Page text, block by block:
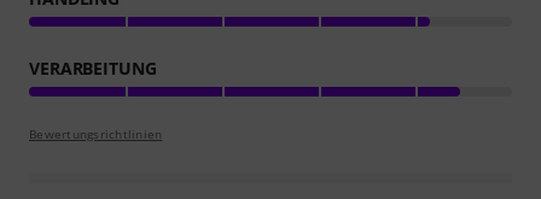
VERARBEITUNG
Bewertungsrichtlinien